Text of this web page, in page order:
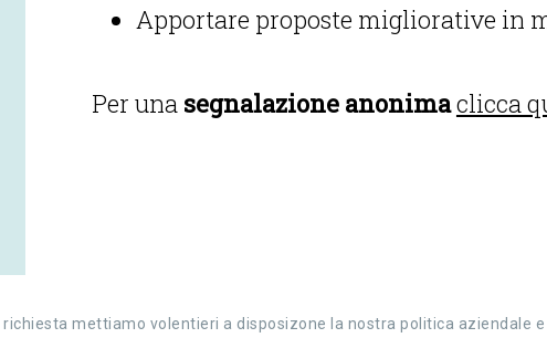
Apportare proposte migliorative in
Per una segnalazione anonimaclicca
richiesta mettiamo volentieri a disposizone la nostra politica aziendale